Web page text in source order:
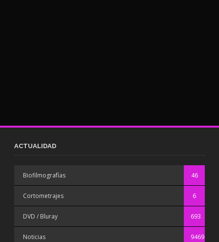
ACTUALIDAD
Biofilmografías 46
Cortometrajes 6
DVD / Bluray 693
Noticias 9469